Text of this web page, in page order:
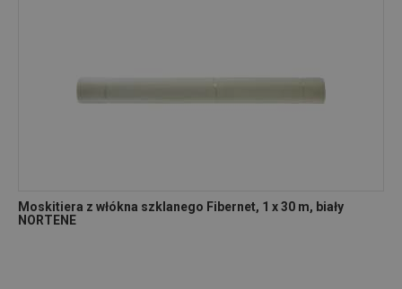
Moskitiera z włókna szklanego Fibernet, 1 x 30 m, biały
NORTENE